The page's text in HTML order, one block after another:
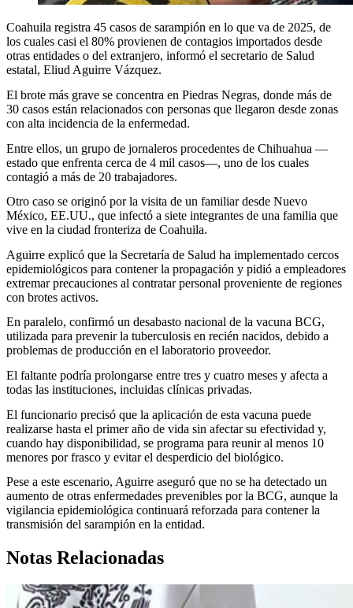
Coahuila registra 45 casos de sarampión en lo que va de 2025, de
los cuales casi el 80% provienen de contagios importados desde
otras entidades o del extranjero, informó el secretario de Salud
estatal, Eliud Aguirre Vázquez.
El brote más grave se concentra en Piedras Negras, donde más de
30 casos están relacionados con personas que llegaron desde zonas
con alta incidencia de la enfermedad.
Entre ellos, un grupo de jornaleros procedentes de Chihuahua —
estado que enfrenta cerca de 4 mil casos—, uno de los cuales
contagió a más de 20 trabajadores.
Otro caso se originó por la visita de un familiar desde Nuevo
México, EE.UU., que infectó a siete integrantes de una familia que
vive en la ciudad fronteriza de Coahuila.
Aguirre explicó que la Secretaría de Salud ha implementado cercos
epidemiológicos para contener la propagación y pidió a empleadores
extremar precauciones al contratar personal proveniente de regiones
con brotes activos.
En paralelo, confirmó un desabasto nacional de la vacuna BCG,
utilizada para prevenir la tuberculosis en recién nacidos, debido a
problemas de producción en el laboratorio proveedor.
El faltante podría prolongarse entre tres y cuatro meses y afecta a
todas las instituciones, incluidas clínicas privadas.
El funcionario precisó que la aplicación de esta vacuna puede
realizarse hasta el primer año de vida sin afectar su efectividad y,
cuando hay disponibilidad, se programa para reunir al menos 10
menores por frasco y evitar el desperdicio del biológico.
Pese a este escenario, Aguirre aseguró que no se ha detectado un
aumento de otras enfermedades prevenibles por la BCG, aunque la
vigilancia epidemiológica continuará reforzada para contener la
transmisión del sarampión en la entidad.
Notas Relacionadas